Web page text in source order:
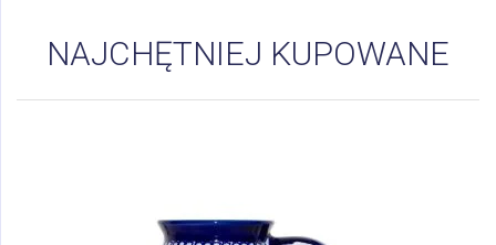
NAJCHĘTNIEJ KUPOWANE